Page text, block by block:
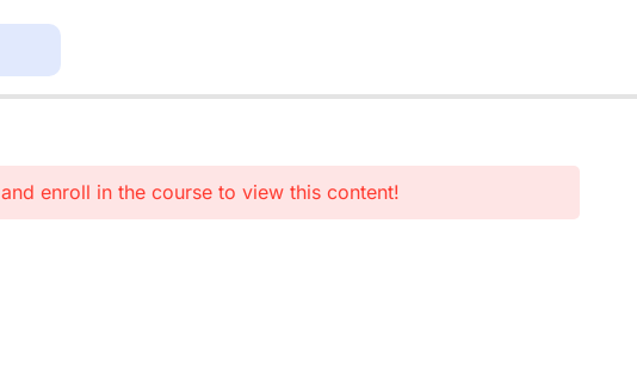
and enroll in the course to view this content!